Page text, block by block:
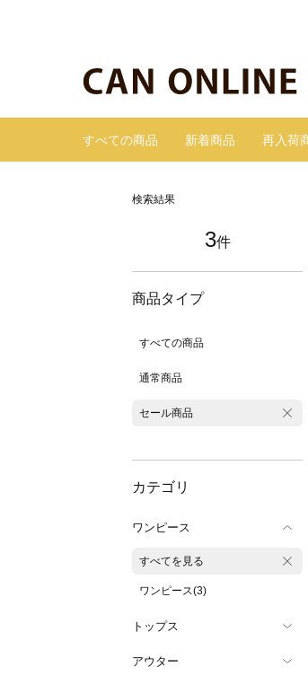
すべての商品 新着商品 再入荷
検索結果
3件
商品タイプ
すべての商品
通常商品
セール商品
カテゴリ
ワンピース
すべてを見る
ワンピース(3)
トップス
アウター